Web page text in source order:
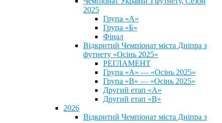
2025
Група «А»
Група «Б»
Фінал
Відкритий Чемпіонат міста Дніпра з
футнету «Осінь 2025»
РЕГЛАМЕНТ
Група «А» — «Осінь 2025»
Група «В» — «Осінь 2025»
Другий етап «А»
Другий етап «В»
2026
Відкритий Чемпіонат міста Дніпра з